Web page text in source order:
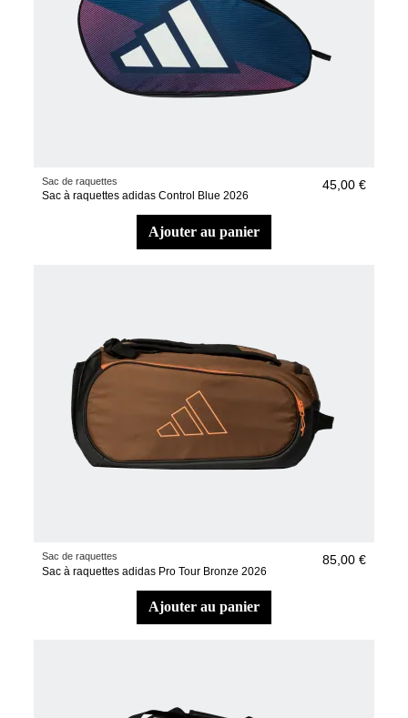
Sac de raquettes
Sac à raquettes adidas Control Blue 2026
45,00 €
ajouter au panier
Sac de raquettes
Sac à raquettes adidas Pro Tour Bronze 2026
85,00 €
ajouter au panier